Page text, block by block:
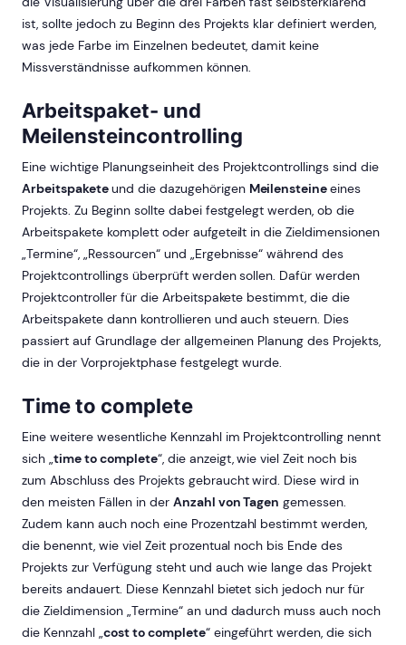
ist, sollte jedoch zu Beginn des Projekts klar definiert werden,
was jede Farbe im Einzelnen bedeutet, damit keine
Missverständnisse aufkommen können.
Arbeitspaket- und
Meilensteincontrolling
Eine wichtige Planungseinheit des Projektcontrollings sind die
Arbeitspaketeund die dazugehörigen Meilensteineeines
Projekts. Zu Beginn sollte dabei festgelegt werden, ob die
Arbeitspakete komplett oder aufgeteilt in die Zieldimensionen
„Termine“, „Ressourcen“ und „Ergebnisse“ während des
Projektcontrollings überprüft werden sollen. Dafür werden
Projektcontroller für die Arbeitspakete bestimmt, die die
Arbeitspakete dann kontrollieren und auch steuern. Dies
passiert auf Grundlage der allgemeinen Planung des Projekts,
die in der Vorprojektphase festgelegt wurde.
Time to complete
Eine weitere wesentliche Kennzahl im Projektcontrolling nennt
sich „time to complete“, die anzeigt, wie viel Zeit noch bis
zum Abschluss des Projekts gebraucht wird. Diese wird in
den meisten Fällen in der Anzahl von Tagen gemessen.
Zudem kann auch noch eine Prozentzahl bestimmt werden,
die benennt, wie viel Zeit prozentual noch bis Ende des
Projekts zur Verfügung steht und auch wie lange das Projekt
bereits andauert. Diese Kennzahl bietet sich jedoch nur für
die Zieldimension „Termine“ an und dadurch muss auch noch
die Kennzahl „cost to complete“ eingeführt werden, die sich